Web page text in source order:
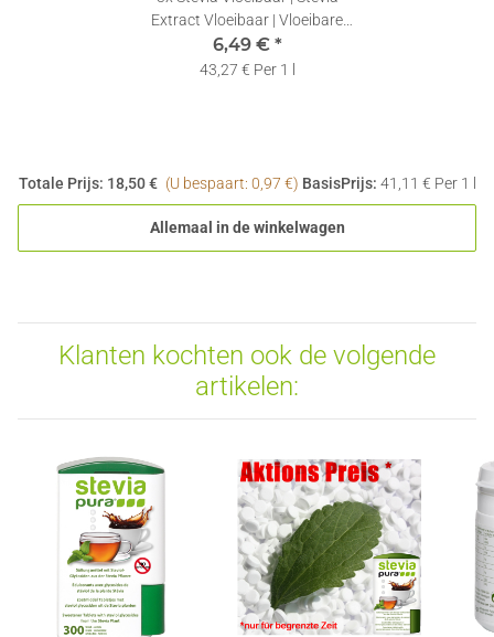
Extract Vloeibaar | Vloeibare
Zoetstof | 150ml
6,49 € *
43,27 € Per 1 l
Totale Prijs: 18,50 € (U bespaart: 0,97 €) BasisPrijs: 41,11 € Per 1 l
Allemaal in de winkelwagen
Klanten kochten ook de volgende
artikelen: